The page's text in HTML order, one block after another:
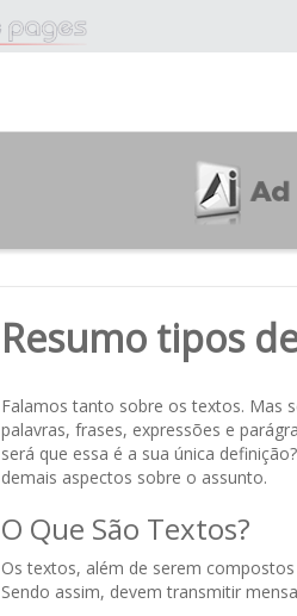
Resumo tipos
Falamos tanto sobre os textos. Mas
palavras, frases, expressões e
será que essa é a sua única
demais aspectos sobre o assunto.
O Que São Textos?
Os textos, além de serem
Sendo assim, devem transmitir